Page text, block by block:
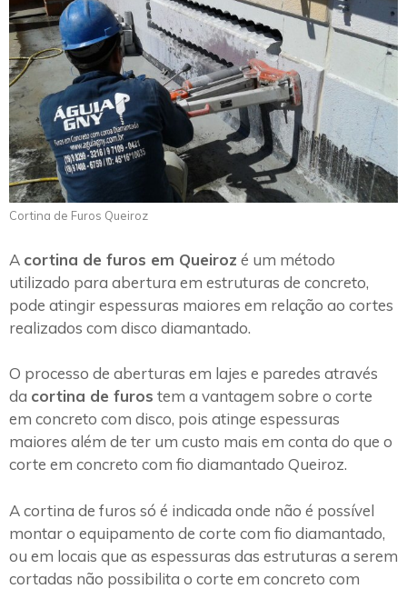
Cortina de Furos Queiroz
A cortina de furos em Queiroz é um método
utilizado para abertura em estruturas de concreto,
pode atingir espessuras maiores em relação ao cortes
realizados com disco diamantado.
O processo de aberturas em lajes e paredes através
da cortina de furos tem a vantagem sobre o corte
em concreto com disco, pois atinge espessuras
maiores além de ter um custo mais em conta do que o
corte em concreto com fio diamantado Queiroz.
A cortina de furos só é indicada onde não é possível
montar o equipamento de corte com fio diamantado,
ou em locais que as espessuras das estruturas a serem
cortadas não possibilita o corte em concreto com